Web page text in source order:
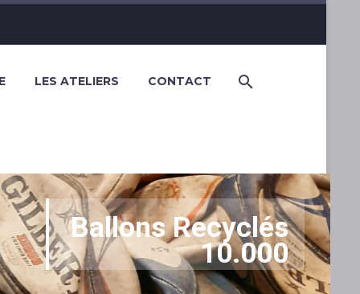
LES ATELIERS CONTACT
Ballons Recyclés
10.000